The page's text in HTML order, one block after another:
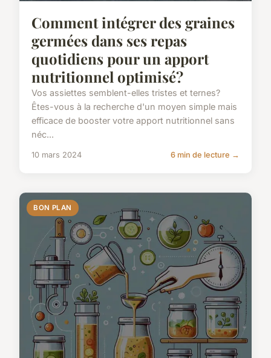
Comment intégrer des graines
germées dans ses repas
quotidiens pour un apport
nutritionnel optimisé?
Vos assiettes semblent-elles tristes et ternes?
Êtes-vous à la recherche d'un moyen simple mais
efficace de booster votre apport nutritionnel sans
néc...
10 mars 2024 6 min de lecture →
BON PLAN